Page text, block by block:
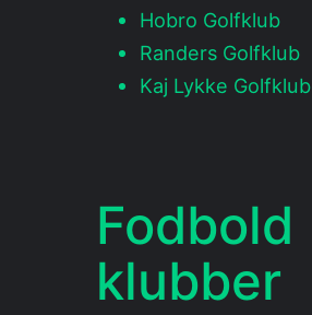
Hobro Golfklub
Randers Golfklub
Kaj Lykke Golfklub
Fodbold
klubber